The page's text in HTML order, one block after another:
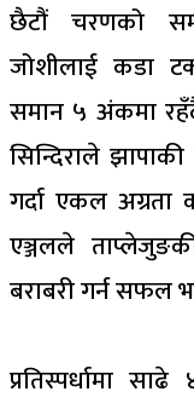
छैटौं चरणको
जोशीलाई कडा
समान ५ अंकमा
सिन्दिराले
गर्दा एकल
एञ्जलले
बराबरी गर्न सफल
प्रतिस्पर्धामा